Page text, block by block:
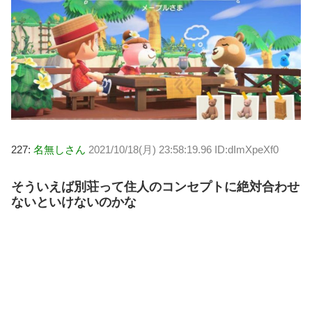
227: 名無しさん 2021/10/18(月) 23:58:19.96 ID:dImXpeXf0
そういえば別荘って住人のコンセプトに絶対合わせ
ないといけないのかな